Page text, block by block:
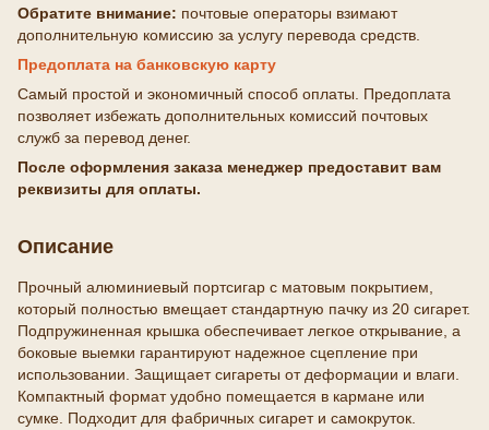
Обратите внимание: почтовые операторы взимают
дополнительную комиссию за услугу перевода средств.
Предоплата на банковскую карту
Самый простой и экономичный способ оплаты. Предоплата
позволяет избежать дополнительных комиссий почтовых
служб за перевод денег.
После оформления заказа менеджер предоставит вам
реквизиты для оплаты.
Описание
Прочный алюминиевый портсигар с матовым покрытием,
который полностью вмещает стандартную пачку из 20 сигарет.
Подпружиненная крышка обеспечивает легкое открывание, а
боковые выемки гарантируют надежное сцепление при
использовании. Защищает сигареты от деформации и влаги.
Компактный формат удобно помещается в кармане или
сумке. Подходит для фабричных сигарет и самокруток.